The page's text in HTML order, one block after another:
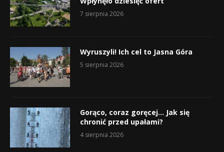
7 sierpnia 2026
Wyruszyli! Ich cel to Jasna Góra
5 sierpnia 2026
Gorąco, coraz goręcej… Jak się
chronić przed upałami?
4 sierpnia 2026